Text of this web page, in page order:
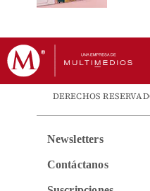
DERECHOS
Newsletters
Contáctanos